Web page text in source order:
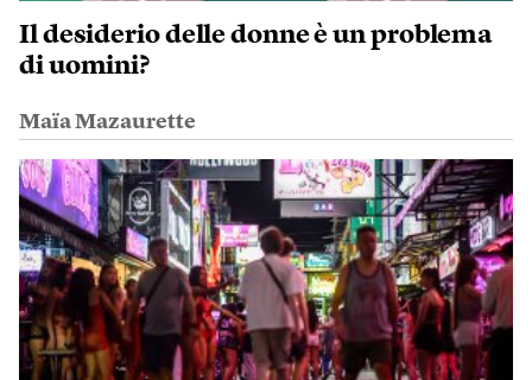
Il desiderio delle donne è un problema
di uomini?
Maïa Mazaurette